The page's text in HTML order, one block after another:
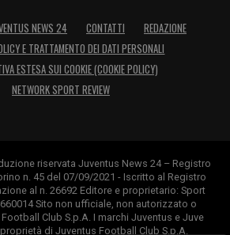
NEWS 24 CONTATTI
REDAZIONE
E TRATTAMENTO DEI DATI PERSONALI
ESTESA SUI COOKIE (COOKIE POLICY)
NETWORK SPORT REVIEW
riservata Juventus News 24 – Registro
n. 45 del 07/09/2021 - Iscritto al Registro
al n. 26692 Editore e proprietario: Sport
Sito non ufficiale, non autorizzato o
Club S.p.A. I marchi Juventus e Juve
di Juventus Football Club S.p.A.